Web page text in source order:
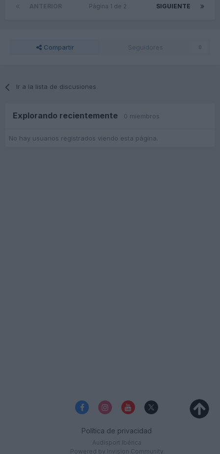
SIGUIENTE
Página 1 de 2
Compartir Seguidores 0
Ir a la lista de discusiones
Explorando recientemente 0 miembros
No hay usuarios registrados viendo esta página.
Política de privacidad
Audisport Ibérica
Powered by Invision Community